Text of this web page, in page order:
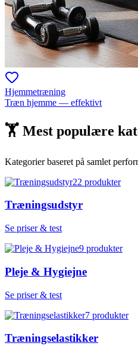
Hjemmetræning
Træn hjemme — effektivt
🏋 Mest populære
Kategorier baseret på samlet
22 produkter
Træningsudstyr
Se priser & test
9 produkter
Pleje & Hygiejne
Se priser & test
7 produkter
Træningselastikker